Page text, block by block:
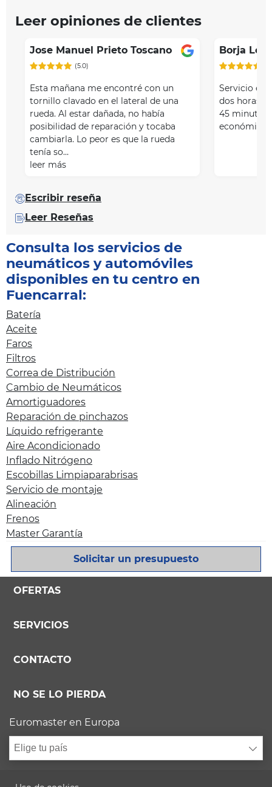
Item
Leer opiniones de clientes
Jose Manuel Prieto Toscano
(5.0)
Esta mañana me encontré con un
tornillo clavado en el lateral de una
rueda. Al estar dañada, no había
posibilidad de reparación y tocaba
cambiarla. Lo peor es que la rueda
tenía so…
leer más
Borja
Servicio
dos horas
45 minutos
económico
Escribir reseña
Leer Reseñas
Consulta los servicios de
neumáticos y automóviles
disponibles en tu centro en
Fuencarral:
Batería
Aceite
Faros
Filtros
Correa de Distribución
Cambio de Neumáticos
Amortiguadores
Reparación de pinchazos
Líquido refrigerante
Aire Acondicionado
Inflado Nitrógeno
Escobillas Limpiaparabrisas
Servicio de montaje
Alineación
Frenos
Master Garantía
Solicitar un presupuesto
OFERTAS
SERVICIOS
CONTACTO
NO SE LO PIERDA
Euromaster en Europa
Elige tu país